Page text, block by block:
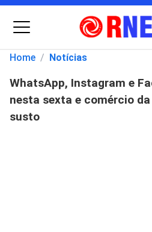
Menu
Pesquisar
por:
Home / Notícias
WhatsApp, Instagram e
nesta sexta e comércio
susto